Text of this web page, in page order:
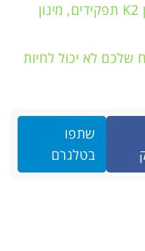
ויטמין K, ויטמין K1 ו-ויטמין K2 תפקידים, מינון
שהמוח שלכם לא יכול לחיות
שתפו
בטלגרם